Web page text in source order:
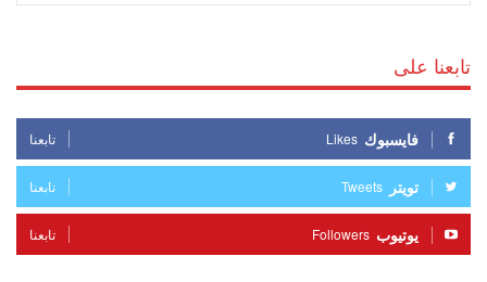
تابعنا على
فايسبوك Likes تابعنا
تويتر Tweets تابعنا
يوتيوب Followers تابعنا